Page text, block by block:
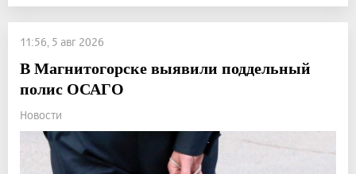
11:56, 5 авг 2026
В Магнитогорске выявили поддельный
полис ОСАГО
Новости